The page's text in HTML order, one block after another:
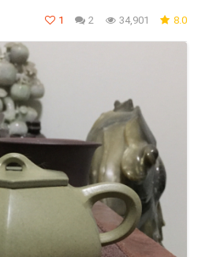
1 2 34,901 8.0